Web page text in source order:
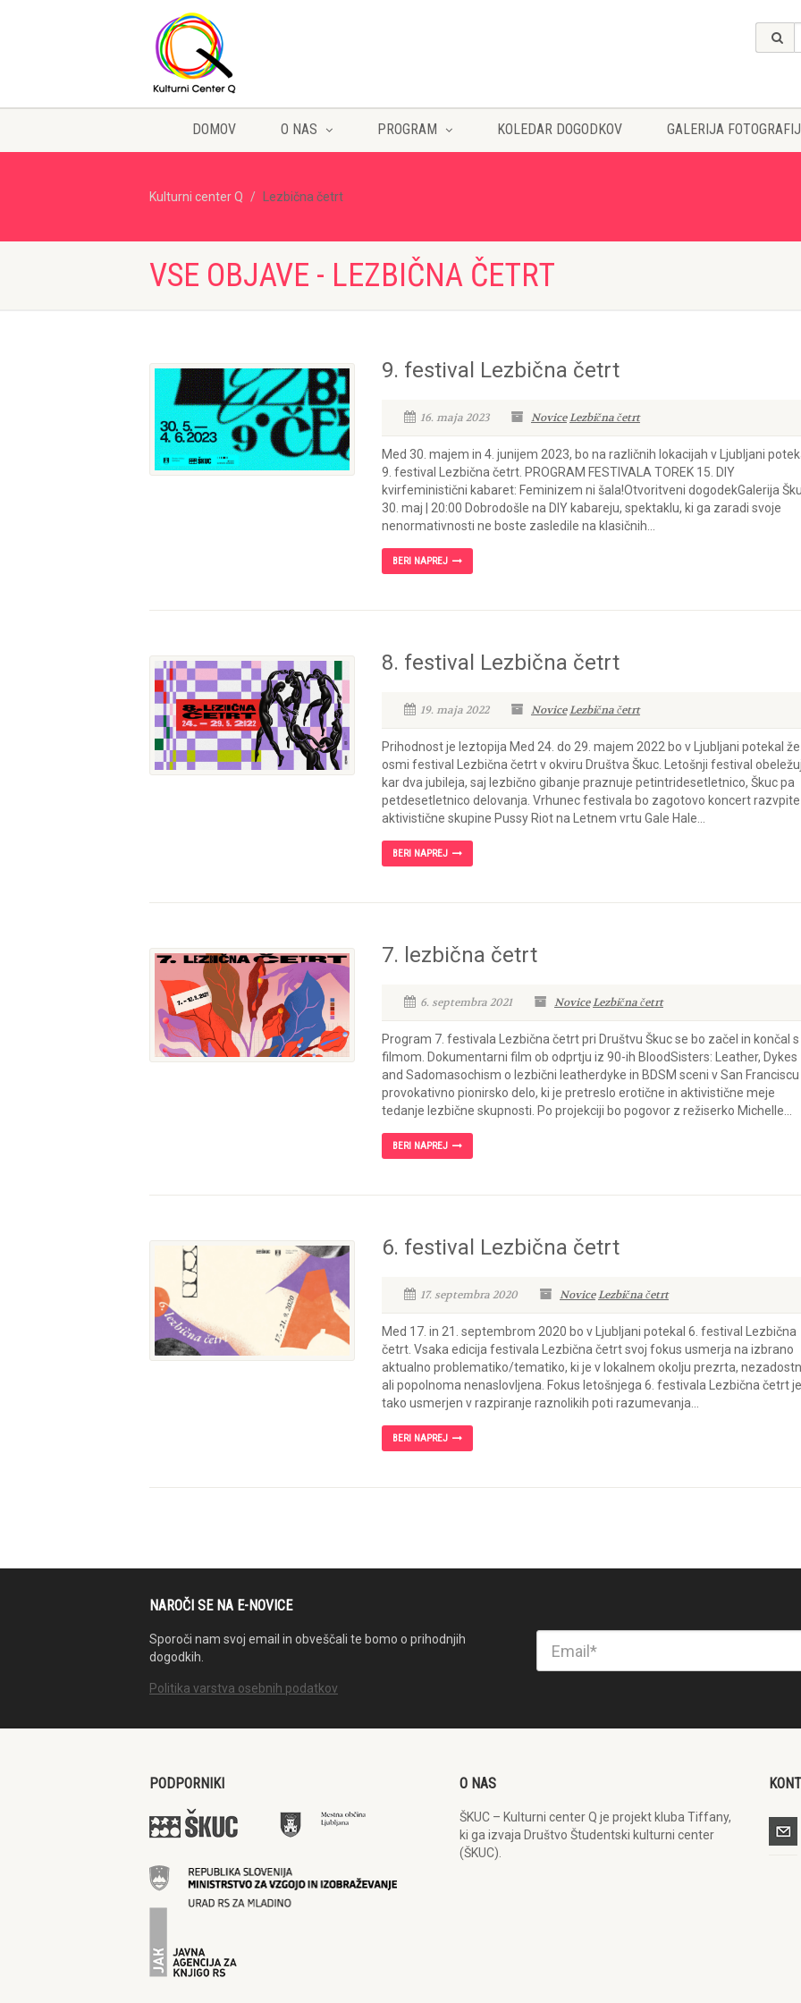
DOMOV O NAS PROGRAM KOLEDAR DOGODKOV GALERIJA FOTOGRAFIJ
Kulturni center Q Lezbična četrt
VSE OBJAVE - LEZBIČNA ČETRT
9. festival Lezbična četrt
16. maja 2023 NoviceLezbična četrt
Med 30. majem in 4. junijem 2023, bo na različnih lokacijah v Ljubljani
9. festival Lezbična četrt. PROGRAM FESTIVALA TOREK 15. DIY
kvirfeministični kabaret: Feminizem ni šala!Otvoritveni dogodekGalerija
30. maj | 20:00 Dobrodošle na DIY kabareju, spektaklu, ki ga zaradi svoje
nenormativnosti ne boste zasledile na klasičnih...
BERI NAPREJ
8. festival Lezbična četrt
19. maja 2022 NoviceLezbična četrt
Prihodnost je leztopija Med 24. do 29. majem 2022 bo v Ljubljani potekal že
osmi festival Lezbična četrt v okviru Društva Škuc. Letošnji festival
kar dva jubileja, saj lezbično gibanje praznuje petintridesetletnico, Škuc pa
petdesetletnico delovanja. Vrhunec festivala bo zagotovo koncert razvpite
aktivistične skupine Pussy Riot na Letnem vrtu Gale Hale...
BERI NAPREJ
7. lezbična četrt
6. septembra 2021 NoviceLezbična četrt
Program 7. festivala Lezbična četrt pri Društvu Škuc se bo začel in končal s
filmom. Dokumentarni film ob odprtju iz 90-ih BloodSisters: Leather, Dykes
and Sadomasochism o lezbični leatherdyke in BDSM sceni v San Franciscu
provokativno pionirsko delo, ki je pretreslo erotične in aktivistične meje
tedanje lezbične skupnosti. Po projekciji bo pogovor z režiserko Michelle...
BERI NAPREJ
6. festival Lezbična četrt
17. septembra 2020 NoviceLezbična četrt
Med 17. in 21. septembrom 2020 bo v Ljubljani potekal 6. festival Lezbična
četrt. Vsaka edicija festivala Lezbična četrt svoj fokus usmerja na izbrano
aktualno problematiko/tematiko, ki je v lokalnem okolju prezrta,
ali popolnoma nenaslovljena. Fokus letošnjega 6. festivala Lezbična četrt je
tako usmerjen v razpiranje raznolikih poti razumevanja...
BERI NAPREJ
NAROČI SE NA E-NOVICE
Sporoči nam svoj email in obveščali te bomo o prihodnjih
dogodkih.
Politika varstva osebnih podatkov
PODPORNIKI O NAS
ŠKUC – Kulturni center Q je projekt kluba Tiffany,
ki ga izvaja Društvo Študentski kulturni center
(ŠKUC).